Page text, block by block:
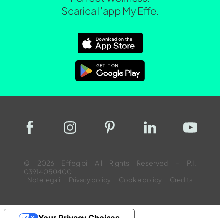
Scarica l'app My Effe.
© 2026 Effegibi All Rights Reserved – P.I.
03914050400
Note legali Privacy policy Cookie policy Credits